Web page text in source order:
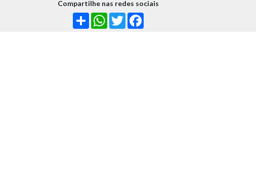
Compartilhe nas redes sociais
Share WhatsApp
Twitter